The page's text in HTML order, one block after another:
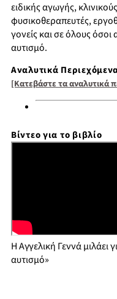
ειδικής αγωγής,
φυσικοθεραπευτές,
γονείς και σε όλους
αυτισμό.
Αναλυτικά
[Κατεβάστε τα αναλυτικά
Βίντεο για το βιβλίο
Η Αγγελική Γεννά μιλάει
αυτισμό»